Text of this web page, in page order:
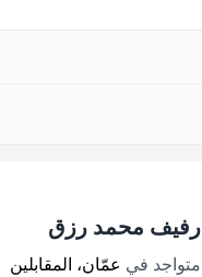
رفيف محمد رزق
متواجد في عمّان، المقابلين